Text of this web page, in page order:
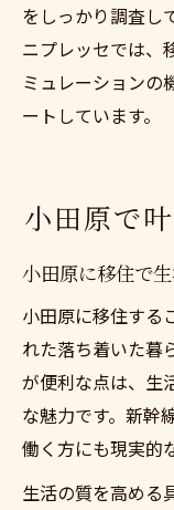
をしっかり調査し
ニプレッセでは、
ミュレーションの
ートしています。
小田原で
小田原に移住で
小田原に移住する
れた落ち着いた暮
が便利な点は、生
な魅力です。新幹
働く方にも現実的
生活の質を高める